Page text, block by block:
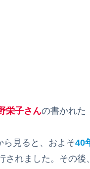
栄子さんの書かれた
見ると、およそ40
されました。その後、